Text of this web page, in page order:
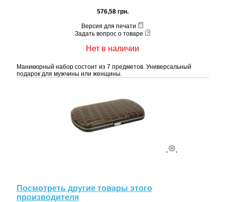
576,58 грн.
Версия для печати
Задать вопрос о товаре
Нет в наличии
Маникюрный набор состоит из 7 предметов. Универсальный
подарок для мужчины или женщины.
Посмотреть другие товары этого
производителя